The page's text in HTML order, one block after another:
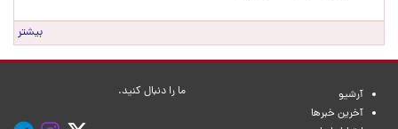
بیشتر
آرشیو
آخرین خبرها
ما را دنبال کنید.